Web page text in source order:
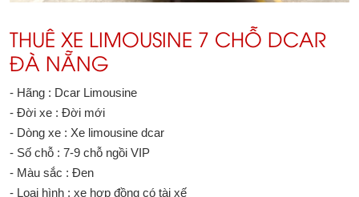
THUÊ XE LIMOUSINE 7 CHỖ DCAR
ĐÀ NẴNG
- Hãng : Dcar Limousine
- Đời xe : Đời mới
- Dòng xe : Xe limousine dcar
- Số chỗ : 7-9 chỗ ngồi VIP
- Màu sắc : Đen
- Loại hình : xe hợp đồng có tài xế